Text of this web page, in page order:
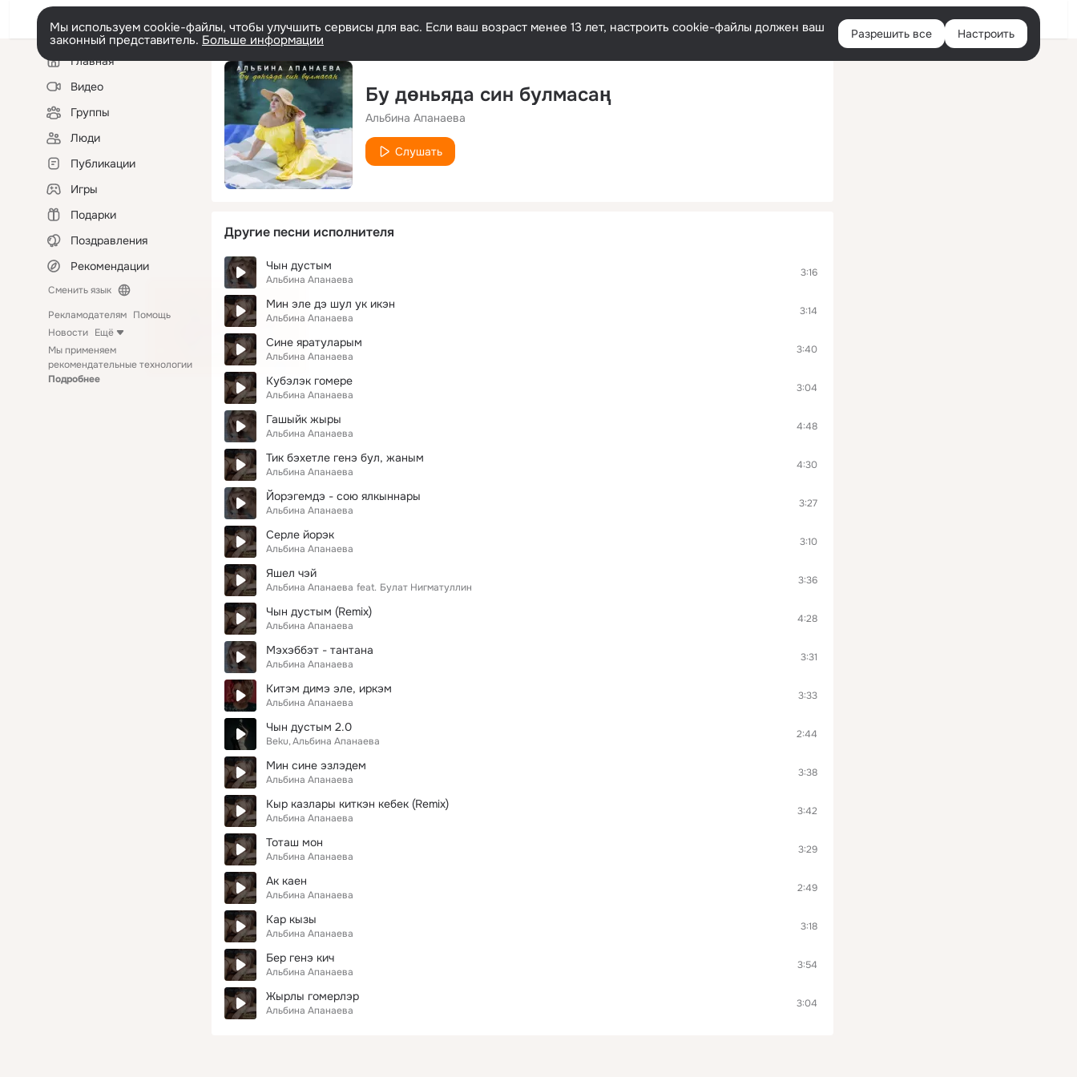
Войти
Мы используем cookie-файлы, чтобы улучшить сервисы для вас. Если ваш возраст менее 13 лет, настроить cookie-файлы должен ваш
законный представитель. Больше информации Разрешить все Настроить
Левая
колонкаГлавная
Видео
Группы
Люди
Публикации
Игры
Подарки
Поздравления
Рекомендации
Сменить язык
Рекламодателям Помощь
Новости Ещё
Мы применяем
рекомендательные технологии
Подробнее
Бу дөньяда син булмасаң
Альбина Апанаева
Слушать
Другие песни исполнителя
Чын дустым
Альбина Апанаева
3:16
Мин эле дэ шул ук икэн
Альбина Апанаева
3:14
Сине яратуларым
Альбина Апанаева
3:40
Кубэлэк гомере
Альбина Апанаева
3:04
Гашыйк жыры
Альбина Апанаева
4:48
Тик бэхетле генэ бул, жаным
Альбина Апанаева
4:30
Йорэгемдэ - сою ялкыннары
Альбина Апанаева
3:27
Серле йорэк
Альбина Апанаева
3:10
Яшел чэй
Альбина Апанаева feat. Булат Нигматуллин
3:36
Чын дустым (Remix)
Альбина Апанаева
4:28
Мэхэббэт - тантана
Альбина Апанаева
3:31
Китэм димэ эле, иркэм
Альбина Апанаева
3:33
Чын дустым 2.0
Beku Альбина Апанаева
2:44
Мин сине эзлэдем
Альбина Апанаева
3:38
Кыр казлары киткэн кебек (Remix)
Альбина Апанаева
3:42
Тоташ мон
Альбина Апанаева
3:29
Ак каен
Альбина Апанаева
2:49
Кар кызы
Альбина Апанаева
3:18
Бер генэ кич
Альбина Апанаева
3:54
Жырлы гомерлэр
Альбина Апанаева
3:04